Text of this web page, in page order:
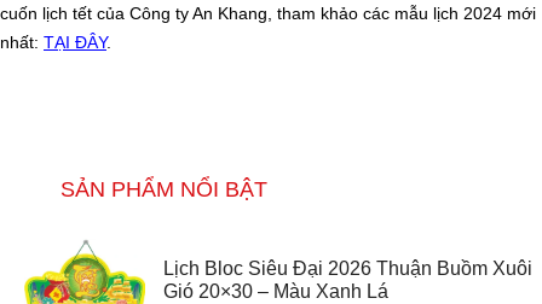
cuốn lịch tết của Công ty An Khang, tham khảo các mẫu lịch 2024 mới
nhất: TẠI ĐÂY.
SẢN PHẨM NỔI BẬT
Lịch Bloc Siêu Đại 2026 Thuận Buồm Xuôi
Gió 20×30 – Màu Xanh Lá